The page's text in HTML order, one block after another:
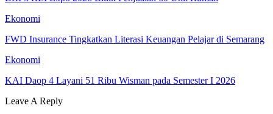
Ekonomi
FWD Insurance Tingkatkan Literasi Keuangan Pelajar di Semarang
Ekonomi
KAI Daop 4 Layani 51 Ribu Wisman pada Semester I 2026
Leave A Reply